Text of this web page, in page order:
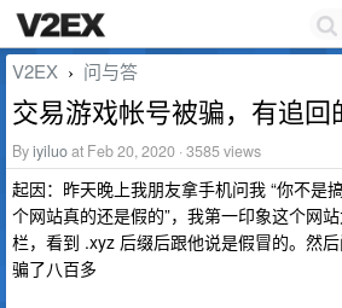
V2EX › 问与答
交易游戏帐号被骗，有追回
Byiyiluoat Feb 20, 2020 · 3585 views
起因：昨天晚上我朋友拿手机问我 “你不是
个网站真的还是假的”，我第一印象这个网
栏，看到 .xyz 后缀后跟他说是假冒的。然
骗了八百多